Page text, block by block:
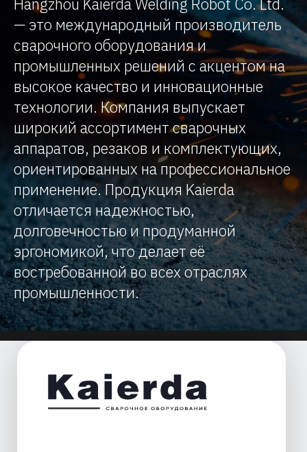
— это международный производитель
сварочного оборудования и
промышленных решений с акцентом на
высокое качество и инновационные
технологии. Компания выпускает
широкий ассортимент сварочных
аппаратов, резаков и комплектующих,
ориентированных на профессиональное
применение. Продукция Kaierda
отличается надежностью,
долговечностью и продуманной
эргономикой, что делает её
востребованной во всех отраслях
промышленности.